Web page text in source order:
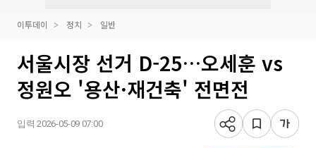
이투데이 정치 일반
서울시장 선거 D-25…오세훈 vs
정원오 '용산·재건축' 전면전
입력 2026-05-09 07:00